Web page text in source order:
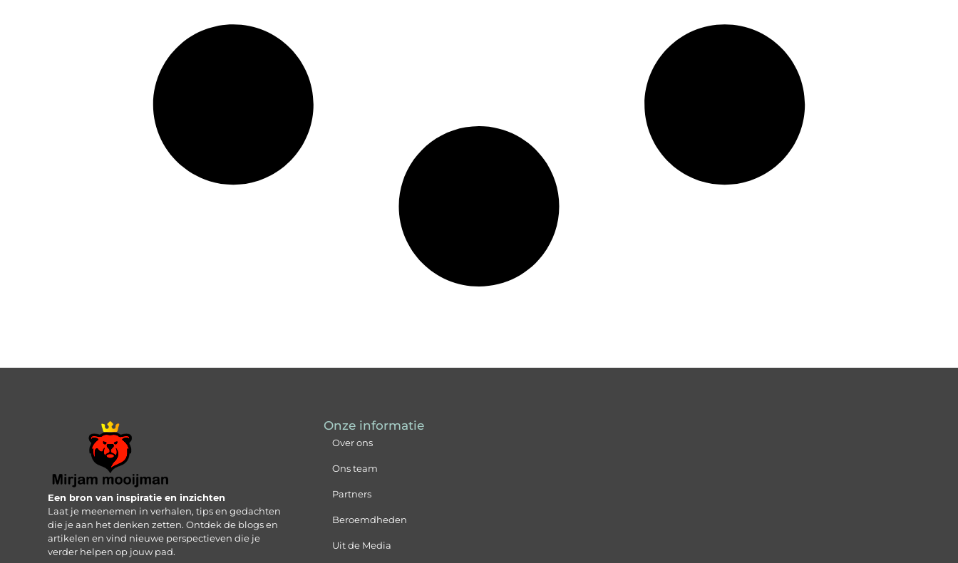
Een bron van inspiratie en inzichten
Laat je meenemen in verhalen, tips en gedachten
die je aan het denken zetten. Ontdek de blogs en
artikelen en vind nieuwe perspectieven die je
verder helpen op jouw pad.
Onze informatie
Over ons
Ons team
Partners
Beroemdheden
Uit de Media